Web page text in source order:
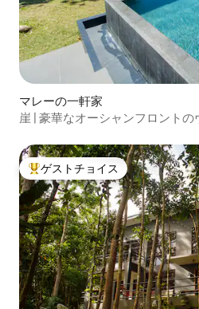
マレーの一軒家
崖 | 豪華なオーシャンフロントの
大好評のゲストチョイスです。
ゲストチョイス